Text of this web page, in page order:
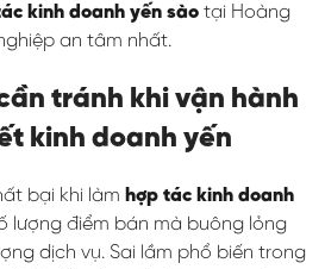
kinh doanh yến sào tại Hoàng
an tâm nhất.
tránh khi vận hành
kinh doanh yến
bại khi làm hợp tác kinh doanh
lượng điểm bán mà buông lỏng
dịch vụ. Sai lầm phổ biến trong